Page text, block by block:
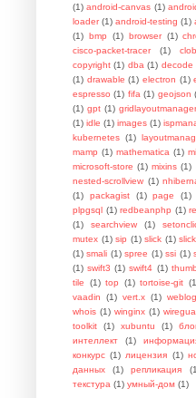
(1) android-canvas (1)
loader (1) android-testing (1)
(1) bmp (1) browser (1)
cisco-packet-tracer
(1) clob
copyright (1) dba (1) decode
(1) drawable (1) electron (1)
espresso (1) fifa (1) geojson
(1) gpt (1)
(1) idle (1) images (1)
kubernetes (1)
mamp (1) mathematica (1)
microsoft-store (1) mixins (1)
nested-scrollview (1)
(1)
packagist (1) page (1)
plpgsql (1) redbeanphp (1)
(1)
searchview (1)
mutex (1) sip (1) slick (1)
(1) smali (1) spree (1) ssi (1)
(1) swift3 (1) swift4 (1)
tile
(1) top (1) tortoise-git
vaadin
(1) vert.x (1)
whois (1) winginx (1)
toolkit
(1) xubuntu (1)
интеллект
(1)
конкурс (1) лицензия (1)
данных
(1) репликация
текстура (1) умный-дом (1)